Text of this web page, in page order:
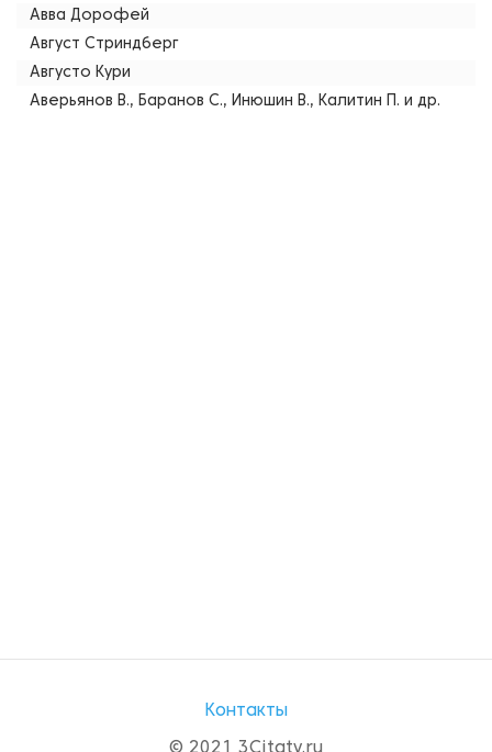
Авва Дорофей
Август Стриндберг
Августо Кури
Аверьянов В., Баранов С., Инюшин В., Калитин П. и др.
Контакты
© 2021 3Citaty.ru